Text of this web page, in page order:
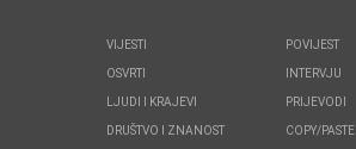
VIJESTI
OSVRTI
LJUDI I KRAJEVI
DRUŠTVO I ZNANOST
POVIJEST
INTERVJU
PRIJEVODI
COPY/PASTE